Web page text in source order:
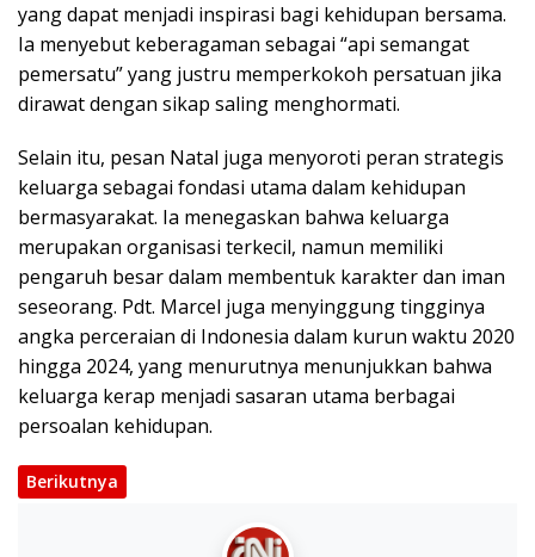
yang dapat menjadi inspirasi bagi kehidupan bersama.
Ia menyebut keberagaman sebagai “api semangat
pemersatu” yang justru memperkokoh persatuan jika
dirawat dengan sikap saling menghormati.
Selain itu, pesan Natal juga menyoroti peran strategis
keluarga sebagai fondasi utama dalam kehidupan
bermasyarakat. Ia menegaskan bahwa keluarga
merupakan organisasi terkecil, namun memiliki
pengaruh besar dalam membentuk karakter dan iman
seseorang. Pdt. Marcel juga menyinggung tingginya
angka perceraian di Indonesia dalam kurun waktu 2020
hingga 2024, yang menurutnya menunjukkan bahwa
keluarga kerap menjadi sasaran utama berbagai
persoalan kehidupan.
Berikutnya